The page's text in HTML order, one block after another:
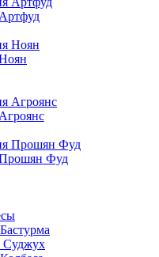
Ноян
Агроянс
Прошян Фуд
Фуд
Суджух